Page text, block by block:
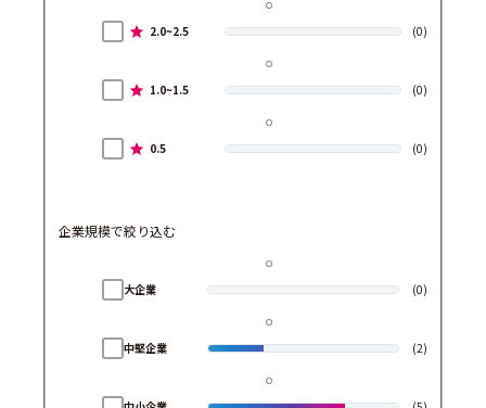
2.0~2.5 (0)
1.0~1.5 (0)
0.5 (0)
企業規模で絞り込む
大企業 (0)
中堅企業 (2)